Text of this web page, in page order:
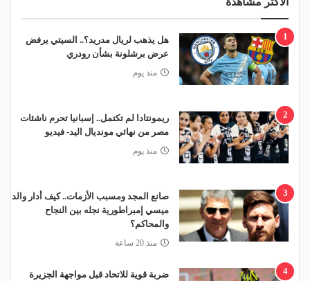
1
هل يذهب لريال مدريد؟.. السيتي يرفض
عرض برشلونة بشأن رودري
منذ يوم
2
ريمونتادا لم تكتمل.. إسبانيا تحرم ناشئات
مصر من نهائي مونديال اليد- فيديو
منذ يوم
3
صانع المجد ومسبب الأزمات.. كيف أدار والد
ميسي إمبراطورية نجله بين النجاح
والمحاكم؟
منذ 20 ساعة
4
ضربة قوية للاتحاد قبل مواجهة الجزيرة